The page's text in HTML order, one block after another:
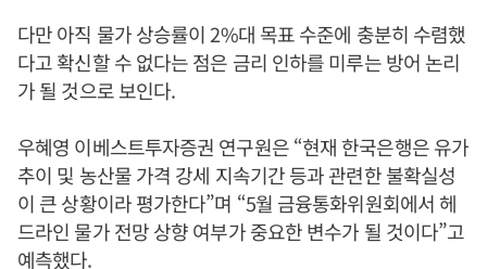
다만 아직 물가 상승률이 2%대 목표 수준에 충분히 수렴했
다고 확신할 수 없다는 점은 금리 인하를 미루는 방어 논리
가 될 것으로 보인다.
우혜영 이베스트투자증권 연구원은 “현재 한국은행은 유가
추이 및 농산물 가격 강세 지속기간 등과 관련한 불확실성
이 큰 상황이라 평가한다”며 “5월 금융통화위원회에서 헤
드라인 물가 전망 상향 여부가 중요한 변수가 될 것이다”고
예측했다.